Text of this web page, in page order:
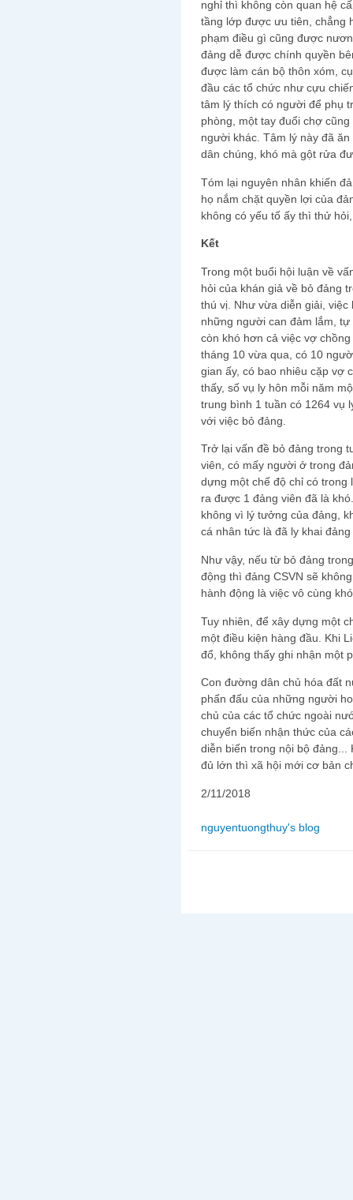
nghỉ thì không còn quan hệ
tầng lớp được ưu tiên, chẳng
phạm điều gì cũng được
đảng dễ được chính quyền
được làm cán bộ thôn xóm,
đầu các tổ chức như cựu
tâm lý thích có người để phụ
phòng, một tay đuổi chợ
người khác. Tâm lý này đã
dân chúng, khó mà gột rửa
Tóm lại nguyên nhân khiến
họ nắm chặt quyền lợi của
không có yếu tố ấy thì thử
Kết
Trong một buổi hội luận về
hỏi của khán giả về bỏ đảng
thú vị. Như vừa diễn giải,
những người can đảm lắm,
còn khó hơn cả việc vợ
tháng 10 vừa qua, có 10
gian ấy, có bao nhiêu cặp vợ
thấy, số vụ ly hôn mỗi năm
trung bình 1 tuần có 1264 vụ
với việc bỏ đảng.
Trở lại vấn đề bỏ đảng trong
viên, có mấy người ở trong
dựng một chế độ chỉ có trong
ra được 1 đảng viên đã là
không vì lý tưởng của đảng,
cá nhân tức là đã ly khai
Như vậy, nếu từ bỏ đảng
động thì đảng CSVN sẽ
hành động là việc vô cùng
Tuy nhiên, để xây dựng một
một điều kiện hàng đầu. Khi
đổ, không thấy ghi nhận một
Con đường dân chủ hóa đất
phấn đấu của những người
chủ của các tổ chức ngoài
chuyển biến nhận thức của
diễn biến trong nội bộ
đủ lớn thì xã hội mới cơ bản
2/11/2018
nguyentuongthuy's blog